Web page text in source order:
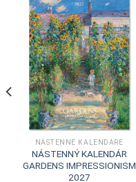
NÁSTENNÉ KALENDÁRE
NÁSTENNÝ KALENDÁR
GARDENS IMPRESSIONISM
2027